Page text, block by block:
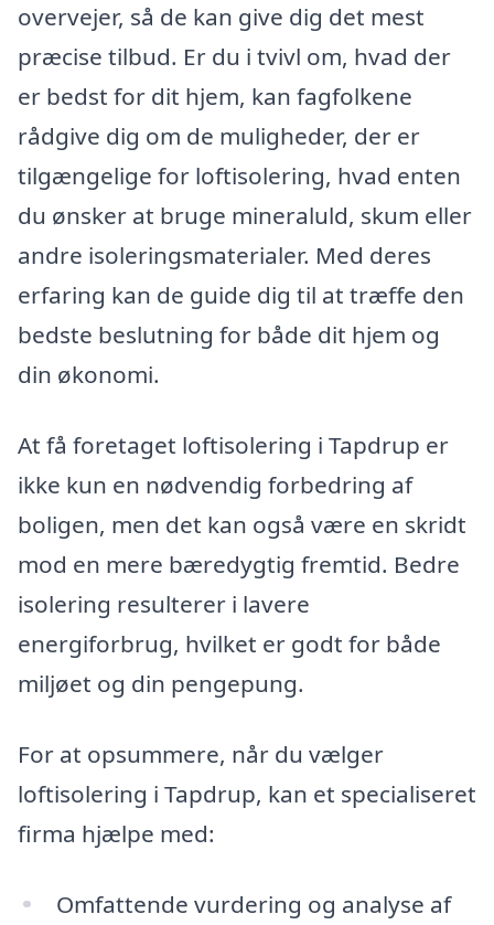
overvejer, så de kan give dig det mest
præcise tilbud. Er du i tvivl om, hvad der
er bedst for dit hjem, kan fagfolkene
rådgive dig om de muligheder, der er
tilgængelige for loftisolering, hvad enten
du ønsker at bruge mineraluld, skum eller
andre isoleringsmaterialer. Med deres
erfaring kan de guide dig til at træffe den
bedste beslutning for både dit hjem og
din økonomi.
At få foretaget loftisolering i Tapdrup er
ikke kun en nødvendig forbedring af
boligen, men det kan også være en skridt
mod en mere bæredygtig fremtid. Bedre
isolering resulterer i lavere
energiforbrug, hvilket er godt for både
miljøet og din pengepung.
For at opsummere, når du vælger
loftisolering i Tapdrup, kan et specialiseret
firma hjælpe med:
Omfattende vurdering og analyse af